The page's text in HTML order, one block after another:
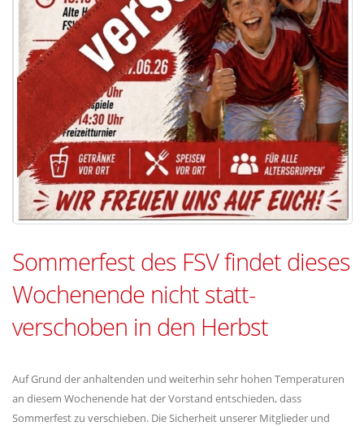
Sommerfest des FSV findet dieses
Wochenende nicht statt-
verschoben in den Herbst
Auf Grund der anhaltenden und weiterhin sehr hohen Temperaturen
an diesem Wochenende hat der Vorstand entschieden, dass
Sommerfest zu verschieben. Die Sicherheit unserer Mitglieder und